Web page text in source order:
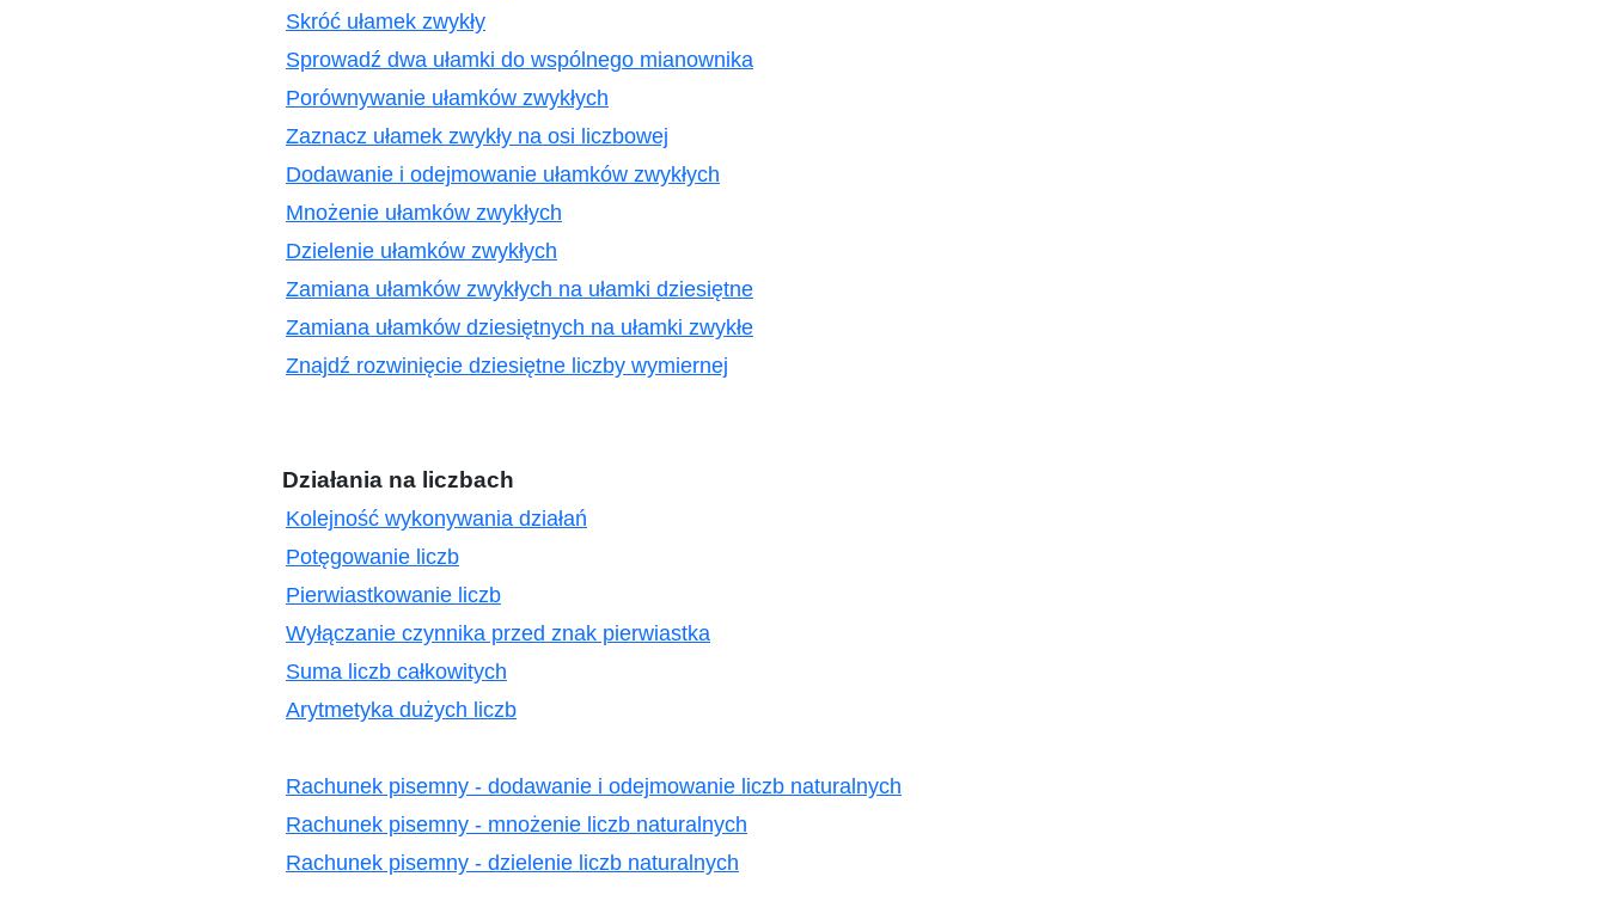
Skróć ułamek zwykły
Sprowadź dwa ułamki do wspólnego mianownika
Porównywanie ułamków zwykłych
Zaznacz ułamek zwykły na osi liczbowej
Dodawanie i odejmowanie ułamków zwykłych
Mnożenie ułamków zwykłych
Dzielenie ułamków zwykłych
Zamiana ułamków zwykłych na ułamki dziesiętne
Zamiana ułamków dziesiętnych na ułamki zwykłe
Znajdź rozwinięcie dziesiętne liczby wymiernej
Działania na liczbach
Kolejność wykonywania działań
Potęgowanie liczb
Pierwiastkowanie liczb
Wyłączanie czynnika przed znak pierwiastka
Suma liczb całkowitych
Arytmetyka dużych liczb
Rachunek pisemny - dodawanie i odejmowanie liczb naturalnych
Rachunek pisemny - mnożenie liczb naturalnych
Rachunek pisemny - dzielenie liczb naturalnych